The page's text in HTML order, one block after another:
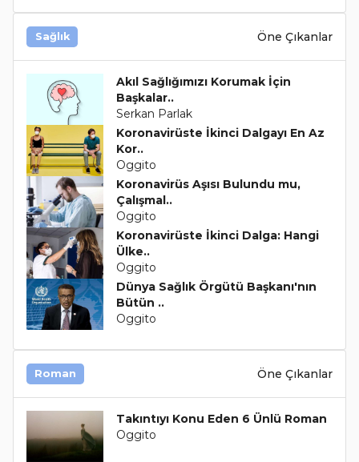
Sağlık Öne Çıkanlar
Akıl Sağlığımızı Korumak İçin
Başkalar..
Serkan Parlak
Koronavirüste İkinci Dalgayı En Az
Kor..
Oggito
Koronavirüs Aşısı Bulundu mu,
Çalışmal..
Oggito
Koronavirüste İkinci Dalga: Hangi
Ülke..
Oggito
Dünya Sağlık Örgütü Başkanı'nın
Bütün ..
Oggito
Roman Öne Çıkanlar
Takıntıyı Konu Eden 6 Ünlü Roman
Oggito